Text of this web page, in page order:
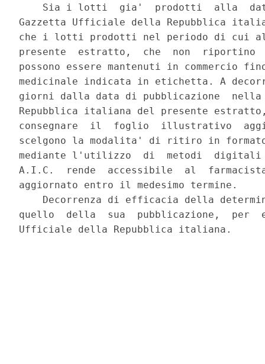
Sia i lotti  gia'  prodotti  alla
Gazzetta Ufficiale della Repubblica
che i lotti prodotti nel periodo di cui al
presente  estratto,  che  non  riportino
possono essere mantenuti in commercio
medicinale indicata in etichetta. A
giorni dalla data di pubblicazione
Repubblica italiana del presente
consegnare  il  foglio  illustrativo
scelgono la modalita' di ritiro in
mediante l'utilizzo  di  metodi
A.I.C.  rende  accessibile  al
aggiornato entro il medesimo termine.
Decorrenza di efficacia della
quello  della  sua  pubblicazione,  per